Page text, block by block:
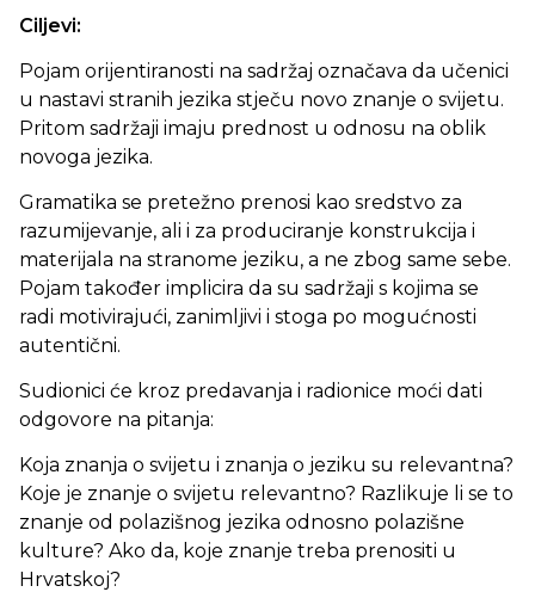
Ciljevi:
Pojam orijentiranosti na sadržaj označava da učenici
u nastavi stranih jezika stječu novo znanje o svijetu.
Pritom sadržaji imaju prednost u odnosu na oblik
novoga jezika.
Gramatika se pretežno prenosi kao sredstvo za
razumijevanje, ali i za produciranje konstrukcija i
materijala na stranome jeziku, a ne zbog same sebe.
Pojam također implicira da su sadržaji s kojima se
radi motivirajući, zanimljivi i stoga po mogućnosti
autentični.
Sudionici će kroz predavanja i radionice moći dati
odgovore na pitanja:
Koja znanja o svijetu i znanja o jeziku su relevantna?
Koje je znanje o svijetu relevantno? Razlikuje li se to
znanje od polazišnog jezika odnosno polazišne
kulture? Ako da, koje znanje treba prenositi u
Hrvatskoj?